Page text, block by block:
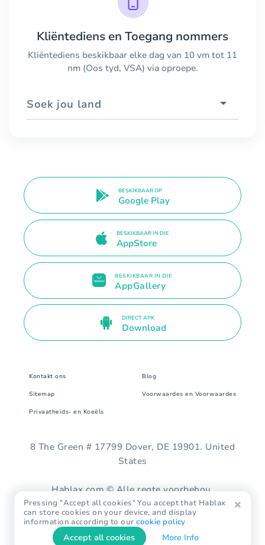
Kliëntediens en Toegang nommers
Kliëntediens beskikbaar elke dag van 10 vm tot 11
nm (Oos tyd, VSA) via oproepe.
Soek jou land
BESKIKBAAR OP
Google Play
BESKIKBAAR IN DIE
AppStore
BESKIKBAAR IN DIE
AppGallery
DIRECT APK
Download
Kontakt ons Blog
Sitemap Voorwaardes en Voorwaardes
Privaatheids- en Koeëls
8 The Green # 17799 Dover, DE 19901. United
States
Hablax.com © Alle regte voorbehou.
Pressing "Accept all cookies" You accept that Hablax
can store cookies on your device, and display
information according to ourcookie policy
Accept all cookies More Info